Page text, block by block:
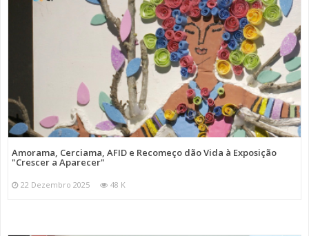
Amorama, Cerciama, AFID e Recomeço dão Vida à Exposição
"Crescer a Aparecer"
22 Dezembro 2025 48 K